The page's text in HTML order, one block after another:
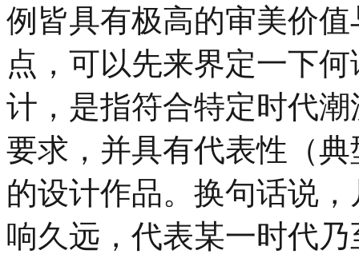
例皆具有极高的审美价
点，可以先来界定一下
计，是指符合特定时代
要求，并具有代表性（
的设计作品。换句话说
响久远，代表某一时代